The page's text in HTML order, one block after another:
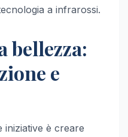
a infrarossi.
bellezza:
e
iniziative è creare